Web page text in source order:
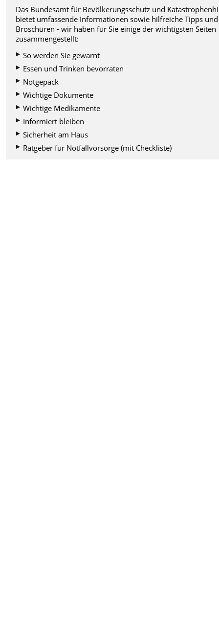
Das Bundesamt für Bevölkerungsschutz und
bietet umfassende Informationen sowie hilfreiche Tipps und
Broschüren - wir haben für Sie einige der wichtigsten Seiten
zusammengestellt:
So werden Sie gewarnt
Essen und Trinken bevorraten
Notgepäck
Wichtige Dokumente
Wichtige Medikamente
Informiert bleiben
Sicherheit am Haus
Ratgeber für Notfallvorsorge (mit Checkliste)